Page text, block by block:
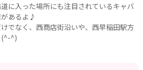
に入った場所にも注目されているキャバ
あるよ♪
でなく、西商店街沿いや、西早稲田駅方
(^-^)
末広町駅
外苑前駅